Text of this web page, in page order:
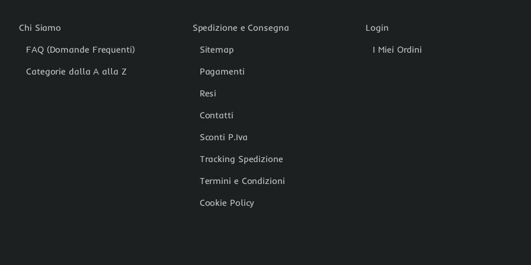
Chi Siamo
FAQ (Domande Frequenti)
Categorie dalla A alla Z
Spedizione e Consegna
Sitemap
Pagamenti
Resi
Contatti
Sconti P.Iva
Tracking Spedizione
Termini e Condizioni
Cookie Policy
Login
I Miei Ordini